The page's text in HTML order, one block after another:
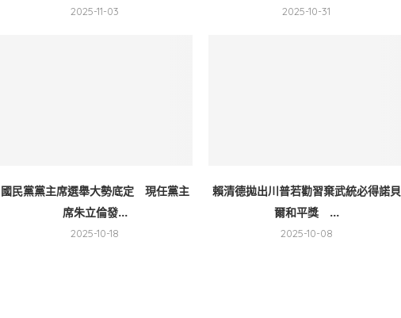
2025-11-03 2025-10-31
國民黨黨主席選舉大勢底定 現任黨主
席朱立倫發...
2025-10-18
賴清德拋出川普若勸習棄武統必得諾貝
爾和平獎 ...
2025-10-08